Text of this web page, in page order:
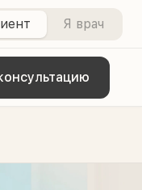
Я врач